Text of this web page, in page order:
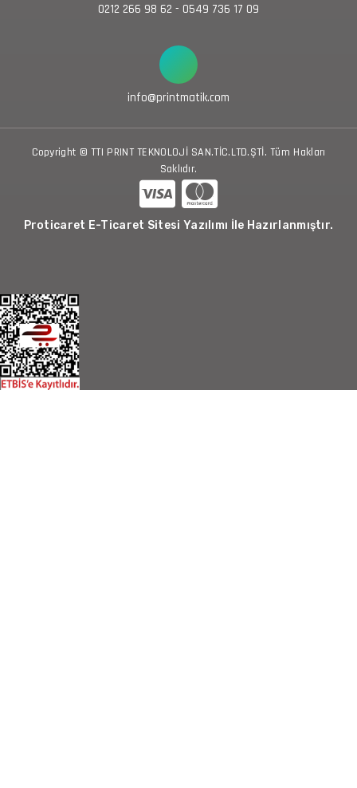
0212 266 98 62 - 0549 736 17 09
info@printmatik.com
Copyright © TTI PRINT TEKNOLOJİ SAN.TİC.LTD.ŞTİ. Tüm Hakları
Saklıdır.
Proticaret E-Ticaret Sitesi Yazılımı İle Hazırlanmıştır.